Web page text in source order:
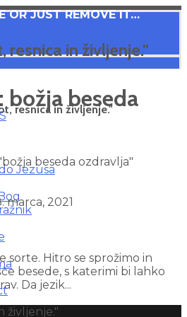
OR JUST REMOVE IT…
resnica in življenje."
resnica in življenje."
Jezusa
božja beseda
beseda ozdravlja"
marca, 2021
sorte. Hitro se sprožimo in
besede, s katerimi bi lahko
Da jezik...
življenje."